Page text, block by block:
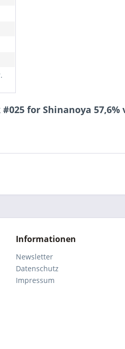
for Shinanoya 57,6%
Informationen
Newsletter
Datenschutz
Impressum